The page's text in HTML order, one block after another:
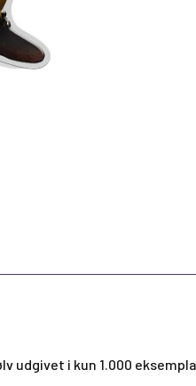
udgivet i kun 1.000